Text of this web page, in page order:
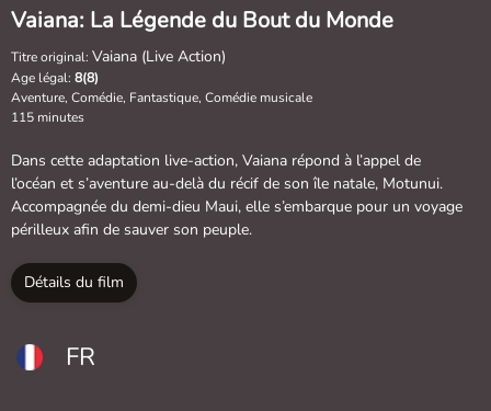
Vaiana: La Légende du Bout du Monde
Titre original: Vaiana (Live Action)
Age légal: 8(8)
Aventure, Comédie, Fantastique, Comédie musicale
115 minutes
Dans cette adaptation live-action, Vaiana répond à l’appel de
l’océan et s’aventure au-delà du récif de son île natale, Motunui.
Accompagnée du demi-dieu Maui, elle s’embarque pour un voyage
périlleux afin de sauver son peuple.
Détails du film
FR